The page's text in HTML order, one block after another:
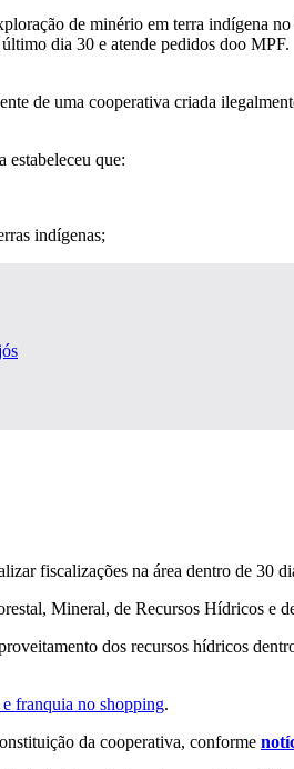
dia 30 e atende pedidos doo MPF.
de uma cooperativa criada
que:
indígenas;
fiscalizações na área dentro de 30
Mineral, de Recursos Hídricos e
dos recursos hídricos
franquia no shopping.
da cooperativa, conforme